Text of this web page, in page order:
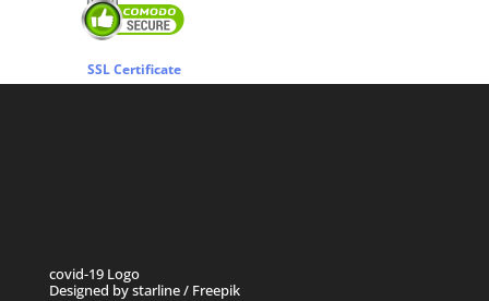
SSL Certificate
covid-19 Logo
Designed by starline / Freepik